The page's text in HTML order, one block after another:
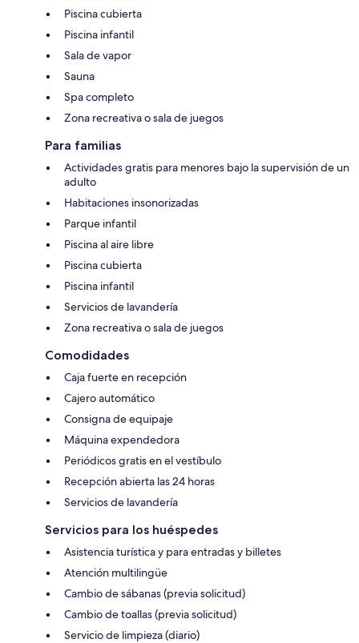
Piscina cubierta
Piscina infantil
Sala de vapor
Sauna
Spa completo
Zona recreativa o sala de juegos
Para familias
Actividades gratis para menores bajo la supervisión de un
adulto
Habitaciones insonorizadas
Parque infantil
Piscina al aire libre
Piscina cubierta
Piscina infantil
Servicios de lavandería
Zona recreativa o sala de juegos
Comodidades
Caja fuerte en recepción
Cajero automático
Consigna de equipaje
Máquina expendedora
Periódicos gratis en el vestíbulo
Recepción abierta las 24 horas
Servicios de lavandería
Servicios para los huéspedes
Asistencia turística y para entradas y billetes
Atención multilingüe
Cambio de sábanas (previa solicitud)
Cambio de toallas (previa solicitud)
Servicio de limpieza (diario)